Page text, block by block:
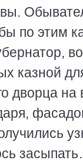
по этим
казной
дворца на